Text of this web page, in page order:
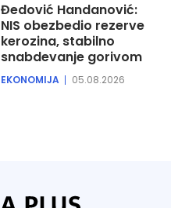
Đedović Handanović:
NIS obezbedio rezerve
kerozina, stabilno
snabdevanje gorivom
EKONOMIJA 05.08.2026